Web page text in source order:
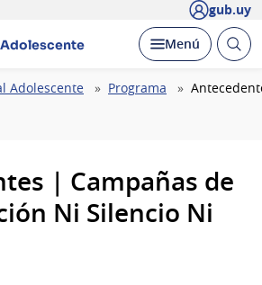
gub.uy
Desplegar
Menú Abrir
Adolescente Programa
| Campañas de
Ni Silencio Ni